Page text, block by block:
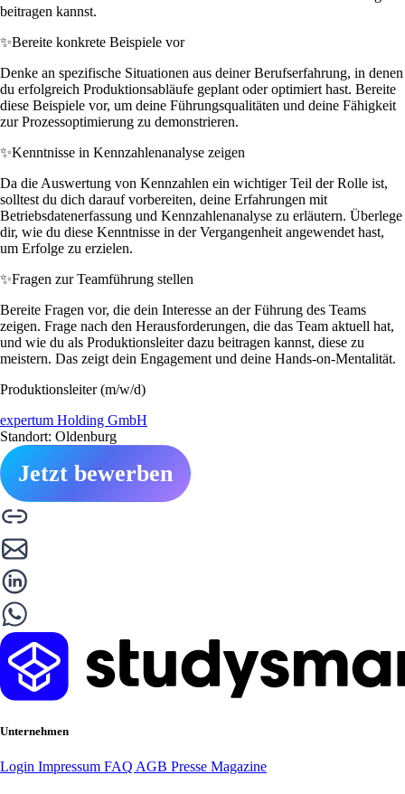
beitragen kannst.
✨Bereite konkrete Beispiele vor
Denke an spezifische Situationen aus deiner Berufserfahrung, in denen
du erfolgreich Produktionsabläufe geplant oder optimiert hast. Bereite
diese Beispiele vor, um deine Führungsqualitäten und deine Fähigkeit
zur Prozessoptimierung zu demonstrieren.
✨Kenntnisse in Kennzahlenanalyse zeigen
Da die Auswertung von Kennzahlen ein wichtiger Teil der Rolle ist,
solltest du dich darauf vorbereiten, deine Erfahrungen mit
Betriebsdatenerfassung und Kennzahlenanalyse zu erläutern. Überlege
dir, wie du diese Kenntnisse in der Vergangenheit angewendet hast,
um Erfolge zu erzielen.
✨Fragen zur Teamführung stellen
Bereite Fragen vor, die dein Interesse an der Führung des Teams
zeigen. Frage nach den Herausforderungen, die das Team aktuell hat,
und wie du als Produktionsleiter dazu beitragen kannst, diese zu
meistern. Das zeigt dein Engagement und deine Hands-on-Mentalität.
Produktionsleiter (m/w/d)
expertum Holding GmbH
Standort: Oldenburg
Jetzt bewerben
Unternehmen
Login Impressum FAQ AGB Presse Magazine